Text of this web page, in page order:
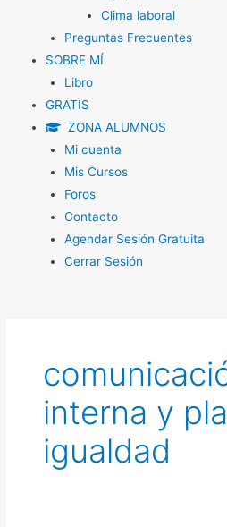
Clima laboral
Preguntas Frecuentes
SOBRE MÍ
Libro
GRATIS
ZONA ALUMNOS
Mi cuenta
Mis Cursos
Foros
Contacto
Agendar Sesión Gratuita
Cerrar Sesión
interna y
igualdad